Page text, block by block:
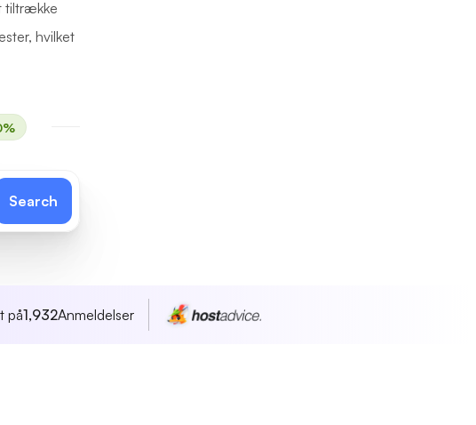
tiltrække
hvilket
Search
på1,932Anmeldelser